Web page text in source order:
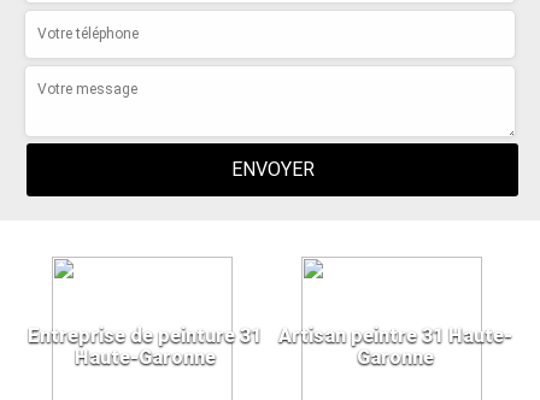
Entreprise de peinture 31
Haute-Garonne
Artisan peintre 31 Haute-
Garonne